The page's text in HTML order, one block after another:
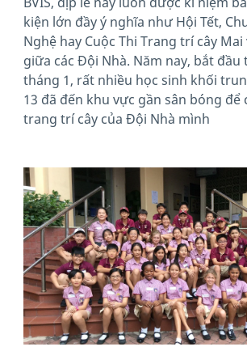
kiện lớn đầy ý nghĩa như Hội Tết,
Nghệ hay Cuộc Thi Trang trí cây Mai
giữa các Đội Nhà. Năm nay, bắt đầu
tháng 1, rất nhiều học sinh khối
13 đã đến khu vực gần sân bóng để
trang trí cây của Đội Nhà mình
News image